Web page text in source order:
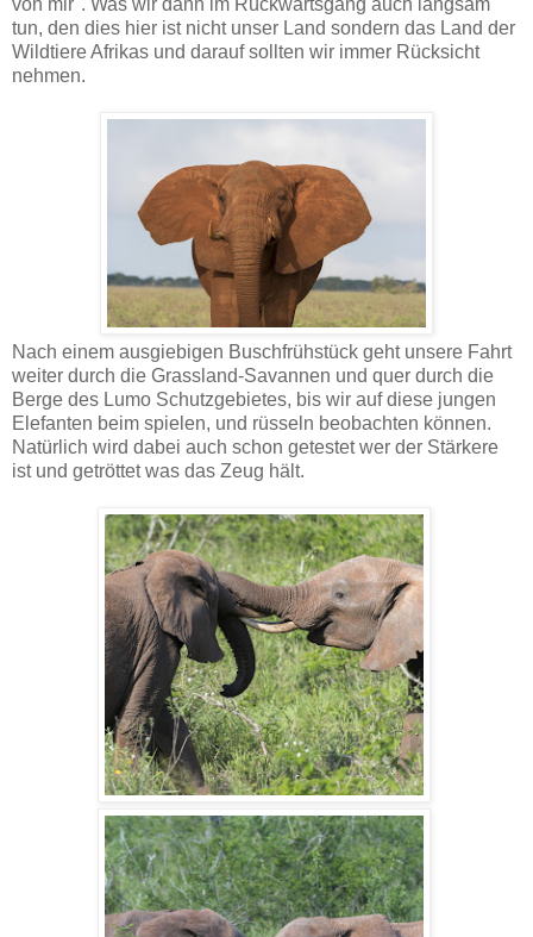
tun, den dies hier ist nicht unser Land sondern das Land der
Wildtiere Afrikas und darauf sollten wir immer Rücksicht
nehmen.
Nach einem ausgiebigen Buschfrühstück geht unsere Fahrt
weiter durch die Grassland-Savannen und quer durch die
Berge des Lumo Schutzgebietes, bis wir auf diese jungen
Elefanten beim spielen, und rüsseln beobachten können.
Natürlich wird dabei auch schon getestet wer der Stärkere
ist und getröttet was das Zeug hält.